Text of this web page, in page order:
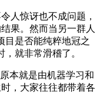
惊讶也不成问题，
果。然而当另一群人
是否能纯粹地冠之
就非常滑稽了。
本就是由机器学习和
，大家往往都带着各